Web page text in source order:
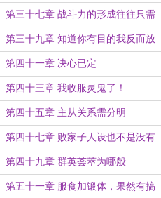
第三十七章 战斗力的形成往往只需
灵光一闪
第三十九章 知道你有目的我反而放
心了（新年快乐）
第四十一章 决心已定
第四十三章 我收服灵鬼了！
第四十五章 主从关系需分明
第四十七章 败家子人设也不是没有
好处
第四十九章 群英荟萃为哪般
第五十一章 服食加锻体，果然有搞